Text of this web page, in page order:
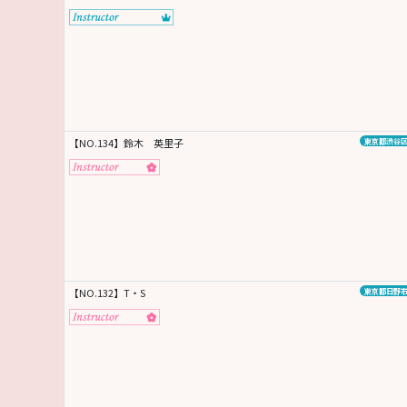
【NO.134】鈴木 英里子 東京都渋谷
【NO.132】T・S 東京都日野